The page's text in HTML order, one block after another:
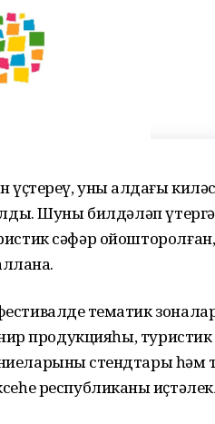
уның алдағы
Шуны билдәләп үтергә
сәфәр
тематик
продукцияһы,
стендтары һәм
республиканың